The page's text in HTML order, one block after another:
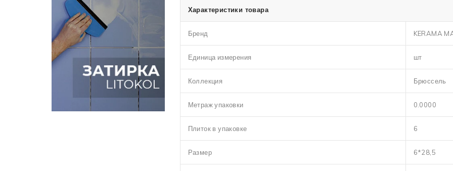
Характеристики товара
Бренд KERAMA
Единица измерения шт
Коллекция Брюссель
Метраж упаковки 0.0000
Плиток в упаковке 6
Размер 6*28,5